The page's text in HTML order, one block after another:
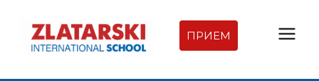
content
Междуна
ПРИЕМ